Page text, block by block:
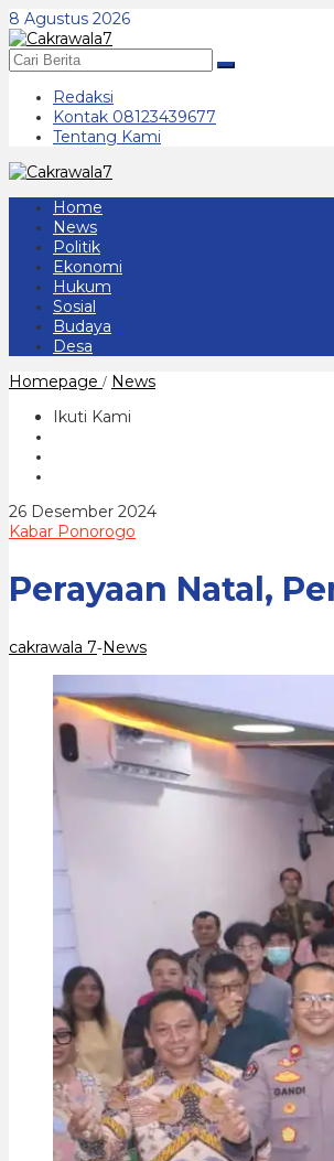
Lewati
ke
konten
8 Agustus 2026
Redaksi
Kontak 08123439677
Tentang Kami
Home
News
Politik
Ekonomi
Hukum
Sosial
Budaya
Desa
Homepage / NewsPerayaan
Ikuti Kami
26 Desember 2024oleh
Kabar Ponorogo
Perayaan Natal,
cakrawala 7-News